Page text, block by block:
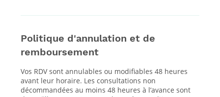
Politique d'annulation et de
remboursement
Vos RDV sont annulables ou modifiables 48 heures
avant leur horaire. Les consultations non
décommandées au moins 48 heures à l’avance sont